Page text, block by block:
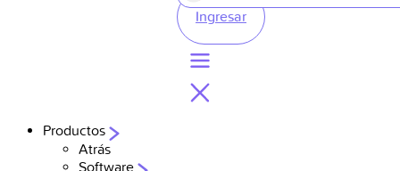
Ingresar
Productos
Atrás